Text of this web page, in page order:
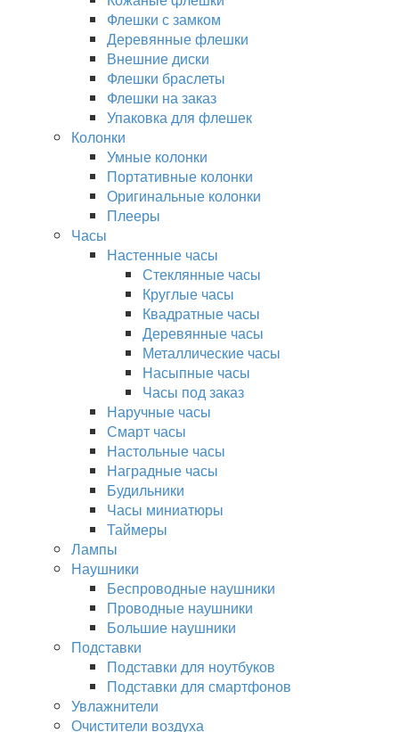
Флешки с замком
Деревянные флешки
Внешние диски
Флешки браслеты
Флешки на заказ
Упаковка для флешек
Колонки
Умные колонки
Портативные колонки
Оригинальные колонки
Плееры
Часы
Настенные часы
Стеклянные часы
Круглые часы
Квадратные часы
Деревянные часы
Металлические часы
Насыпные часы
Часы под заказ
Наручные часы
Смарт часы
Настольные часы
Наградные часы
Будильники
Часы миниатюры
Таймеры
Лампы
Наушники
Беспроводные наушники
Проводные наушники
Большие наушники
Подставки
Подставки для ноутбуков
Подставки для смартфонов
Увлажнители
Очистители воздуха